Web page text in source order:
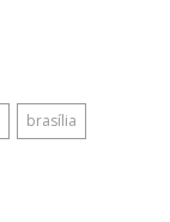
brasília